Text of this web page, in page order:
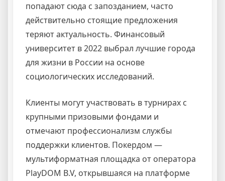
попадают сюда с запозданием, часто
действительно стоящие предложения
теряют актуальность. Финансовый
университет в 2022 выбрал лучшие города
для жизни в России на основе
социологических исследований.
Клиенты могут участвовать в турнирах с
крупными призовыми фондами и
отмечают профессионализм службы
поддержки клиентов. Покердом ―
мультиформатная площадка от оператора
PlayDOM B.V, открывшаяся на платформе